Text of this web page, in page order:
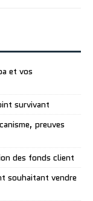
et vos
survivant
preuves
des fonds client
souhaitant vendre